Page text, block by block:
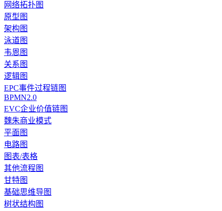
网络拓扑图
原型图
架构图
泳道图
韦恩图
关系图
逻辑图
EPC事件过程链图
BPMN2.0
EVC企业价值链图
魏朱商业模式
平面图
电路图
图表/表格
其他流程图
甘特图
基础思维导图
树状结构图